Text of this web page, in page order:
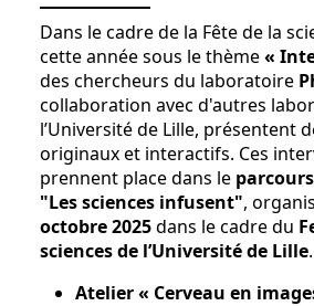
Dans le cadre de la Fête de la
cette année sous le thème«
des chercheurs du laboratoire
collaboration avec d'autres
l’Université de Lille, présentent
originaux et interactifs. Ces
prennent place dans le
"Les sciences infusent",
octobre 2025dans le cadre du
sciences de l’Université de Lille.
Atelier « Cerveau en